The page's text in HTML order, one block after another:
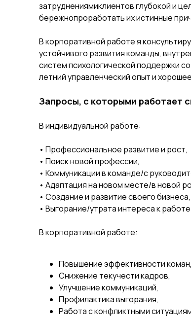
затруднениямиклиентов глубокой и
бережнопроработать их истинные
В корпоративной работе я
устойчивого развития команды,
систем психологической поддержки
летний управленческий опыт и
Запросы, с которыми работает
В индивидуальной работе:
• Профессиональное развитие и рост,
• Поиск новой профессии,
• Коммуникации в команде/с
• Адаптация на новом месте/в новой
• Создание и развитие своего бизнеса,
• Выгорание/утрата интереса к работе
В корпоративной работе:
Повышение эффективности
Снижение текучести кадров,
Улучшение коммуникаций,
Профилактика выгорания,
Работа с конфликтными